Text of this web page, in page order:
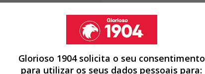
Florentino Pérez pretende contratar por
Glorioso 1904 solicita o seu consentimento
para utilizar os seus dados pessoais para: